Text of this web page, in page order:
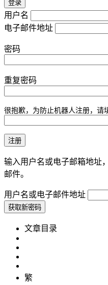
用户名
电子邮件地址
密码
重复密码
很抱歉，为防止机器人注册，请
输入用户名或电子邮箱地址
邮件。
用户名或电子邮件地址
文章目录
繁